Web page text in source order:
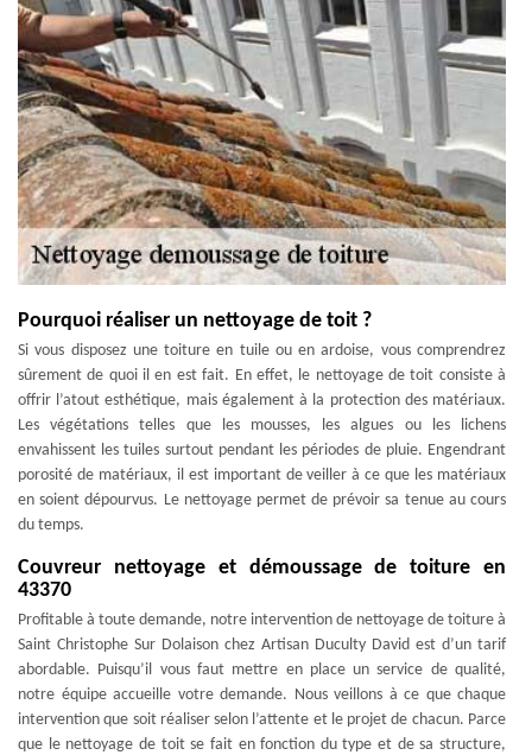
Pourquoi réaliser un nettoyage de toit ?
Si vous disposez une toiture en tuile ou en ardoise, vous comprendrez
sûrement de quoi il en est fait. En effet, le nettoyage de toit consiste à
offrir l’atout esthétique, mais également à la protection des matériaux.
Les végétations telles que les mousses, les algues ou les lichens
envahissent les tuiles surtout pendant les périodes de pluie. Engendrant
porosité de matériaux, il est important de veiller à ce que les matériaux
en soient dépourvus. Le nettoyage permet de prévoir sa tenue au cours
du temps.
Couvreur nettoyage et démoussage de toiture en
43370
Profitable à toute demande, notre intervention de nettoyage de toiture à
Saint Christophe Sur Dolaison chez Artisan Duculty David est d’un tarif
abordable. Puisqu’il vous faut mettre en place un service de qualité,
notre équipe accueille votre demande. Nous veillons à ce que chaque
intervention que soit réaliser selon l’attente et le projet de chacun. Parce
que le nettoyage de toit se fait en fonction du type et de sa structure,